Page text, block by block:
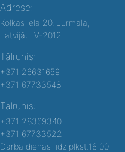
Adrese:
Kolkas iela 20, Jūrmalā,
Latvijā, LV-2012
Tālrunis:
+371 26631659
+371 67733548
Tālrunis:
+371 28369340
+371 67733522
Darba dienās līdz plkst.16:00